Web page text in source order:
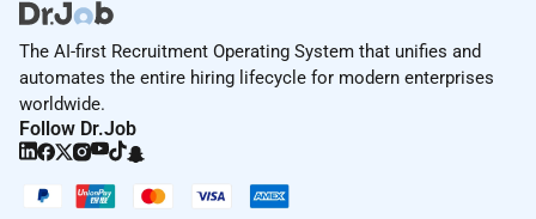
The AI-first Recruitment Operating System that unifies and
automates the entire hiring lifecycle for modern enterprises
worldwide.
Follow Dr.Job